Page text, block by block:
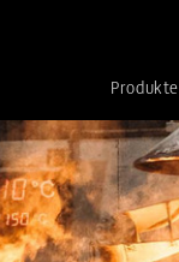
Produkte